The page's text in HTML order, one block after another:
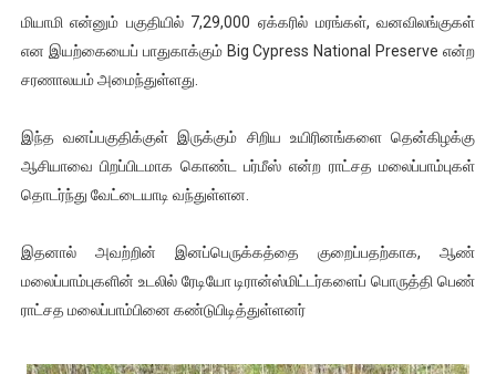
ஐ.நா முன்றலில் சீரற்ற காலநிலையிலும் தமிழின அழிப்பிற்கு
இளையராஜா – கமல் அவசர சந்திப்பு (படங்கள், விடியோ)
ஜனாதிபதி ஐக்கிய நாடுகளின் பொதுச் சபை கூட்டத்தில் இன்று
32 CM விநோத கன்றுக்குட்டி! (வீடியோ)
மியாமி என்னும் பகுதியில் 7,29,000 ஏக்கரில் மரங்கள், வனவிலங்குகள்
என இயற்கையைப் பாதுகாக்கும் Big Cypress National Preserve என்ற
சரணாலயம் அமைந்துள்ளது.
இந்த வனப்பகுதிக்குள் இருக்கும் சிறிய உயிரினங்களை தென்கிழக்கு
ஆசியாவை பிறப்பிடமாக கொண்ட பர்மீஸ் என்ற ராட்சத மலைப்பாம்புகள்
தொடர்ந்து வேட்டையாடி வந்துள்ளன.
இதனால் அவற்றின் இனப்பெருக்கத்தை குறைப்பதற்காக, ஆண்
மலைப்பாம்புகளின் உடலில் ரேடியோ டிரான்ஸ்மிட்டர்களைப் பொருத்தி பெண்
ராட்சத மலைப்பாம்பினை கண்டுபிடித்துள்ளனர்